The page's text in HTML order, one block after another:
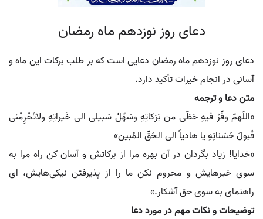
دعای روز نوزدهم ماه رمضان
دعای روز نوزدهم ماه رمضان دعایی است که بر طلب برکات این ماه و
آسانی در انجام خیرات تأکید دارد.
متن دعا و ترجمه
«اللّهمّ وفّرْ فیهِ حَظّی من بَرَکاتِهِ وسَهّلْ سَبیلی الی خَیراتِهِ ولاتَحْرِمْنی
قَبولَ حَسَناتِهِ یا هادیاً الی الحَقّ المُبین»
«خدایا! زیاد بگردان در آن بهره مرا از برکاتش و آسان کن راه مرا به
سوی خیرهایش و محروم نکن ما را از پذیرفتن نیکی‌هایش، ای
راهنمای به سوی حق آشکار.»
توضیحات و نکات مهم در مورد دعا